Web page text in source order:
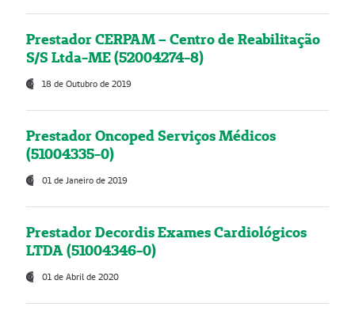
Prestador CERPAM – Centro de Reabilitação
S/S Ltda-ME (52004274-8)
18 de Outubro de 2019
Prestador Oncoped Serviços Médicos
(51004335-0)
01 de Janeiro de 2019
Prestador Decordis Exames Cardiológicos
LTDA (51004346-0)
01 de Abril de 2020